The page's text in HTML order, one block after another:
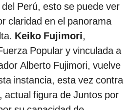
Perú, esto se puede ver
claridad en el panorama
Keiko Fujimori,
Popular y vinculada a
Alberto Fujimori, vuelve
instancia, esta vez contra
, actual figura de Juntos por